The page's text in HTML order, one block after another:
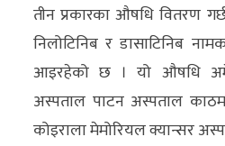
तीन प्रकारका औषधि वितरण
निलोटिनिब र डासाटिनिब
आइरहेको छ । यो औषधि
अस्पताल पाटन अस्पताल
कोइराला मेमोरियल क्यान्सर